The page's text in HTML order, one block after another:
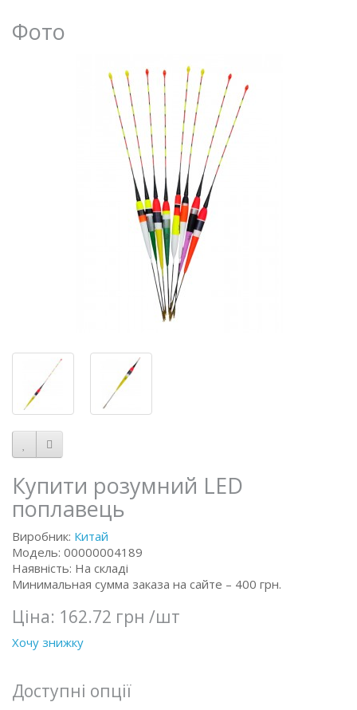
Фото
Купити розумний LED
поплавець
Виробник: Китай
Модель: 00000004189
Наявність: На складі
Минимальная сумма заказа на сайте – 400 грн.
Ціна: 162.72 грн /шт
Хочу знижку
Доступні опції